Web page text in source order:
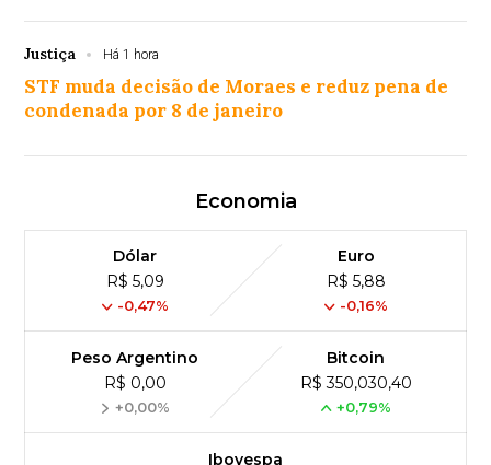
Justiça Há 1 hora
STF muda decisão de Moraes e reduz pena de
condenada por 8 de janeiro
Economia
Dólar
R$ 5,09
-0,47%
Euro
R$ 5,88
-0,16%
Peso Argentino
R$ 0,00
+0,00%
Bitcoin
R$ 350,030,40
+0,79%
Ibovespa